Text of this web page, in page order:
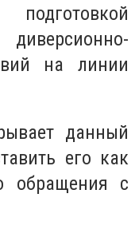
на линии
данный
его как
обращения с